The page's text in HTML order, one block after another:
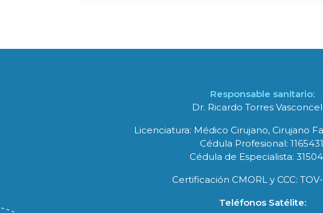
Responsable sanitario:
Dr. Ricardo Torres
Licenciatura: Médico Cirujano, Cirujano
Cédula Profesional:
Cédula de Especialista:
Certificación CMORL y CCC:
Teléfonos Satélite: